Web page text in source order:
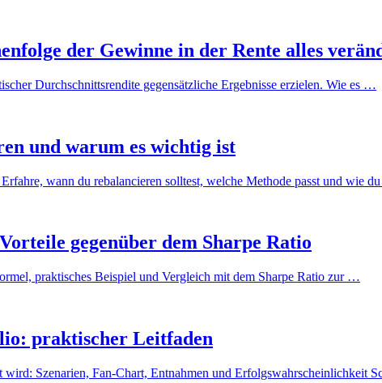
der Gewinne in der Rente alles
Durchschnittsrendite gegensätzliche Ergebnisse erzielen. Wie es …
und warum es wichtig ist
wann du rebalancieren solltest, welche Methode passt und wie
gegenüber dem Sharpe Ratio
praktisches Beispiel und Vergleich mit dem Sharpe Ratio zur …
praktischer Leitfaden
Szenarien, Fan-Chart, Entnahmen und Erfolgswahrscheinlichkeit